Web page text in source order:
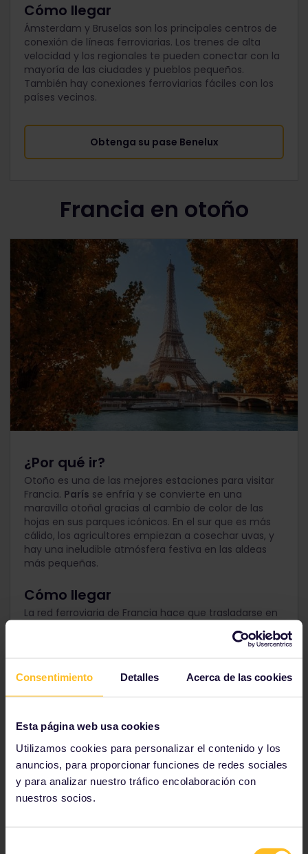
Consentimiento Detalles Acerca de las cookies
Esta página web usa cookies
Utilizamos cookies para personalizar el contenido y los
anuncios, para proporcionar funciones de redes sociales
y para analizar nuestro tráfico encolaboración con
nuestros socios.
Cómo llegar
Ámsterdam y Bruselas son los principales centros de
conexión de líneas ferroviarias. Los trenes de alta
velocidad y los regionales te pueden conectar con la
mayoría de las ciudades y pueblos pequeños.
También hay conexiones ferroviarias fáciles con los
países vecinos.
Obtenga su pase Benelux
Francia en otoño
¿Por qué ir?
Otoño es una de las mejores estaciones para visitar
Francia. París se enfría y se convierte en una
maravilla otoñal gracias al cambio de color de las
hojas en sus parques icónicos. En el sur que es más
cálido, los agricultores empiezan a cosechar uvas, y
hay una ineludible atmósfera festiva en las aldeas
más pequeñas.
Cómo llegar
La red ferroviaria de Francia hace que trasladarse en
de conexión de líneas ferroviarias del país. Puedes
Alemania en otoño